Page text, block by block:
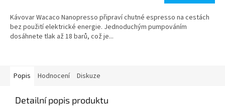
Kávovar Wacaco Nanopresso připraví chutné espresso na cestách
bez použití elektrické energie. Jednoduchým pumpováním
dosáhnete tlak až 18 barů, což je...
Popis Hodnocení Diskuze
Detailní popis produktu